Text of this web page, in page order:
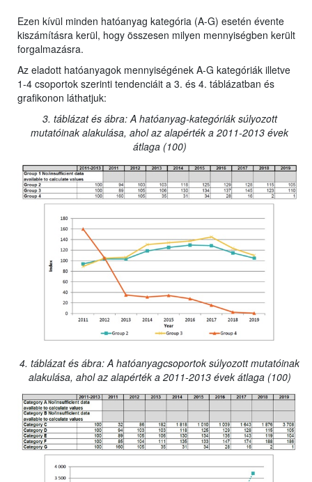
Ezen kívül minden hatóanyag kategória (A-G) esetén évente
kiszámításra kerül, hogy összesen milyen mennyiségben került
forgalmazásra.
Az eladott hatóanyagok mennyiségének A-G kategóriák illetve
1-4 csoportok szerinti tendenciáit a 3. és 4. táblázatban és
grafikonon láthatjuk:
3. táblázat és ábra: A hatóanyag-kategóriák súlyozott
mutatóinak alakulása, ahol az alapérték a 2011-2013 évek
átlaga (100)
4. táblázat és ábra: A hatóanyagcsoportok súlyozott mutatóinak
alakulása, ahol az alapérték a 2011-2013 évek átlaga (100)